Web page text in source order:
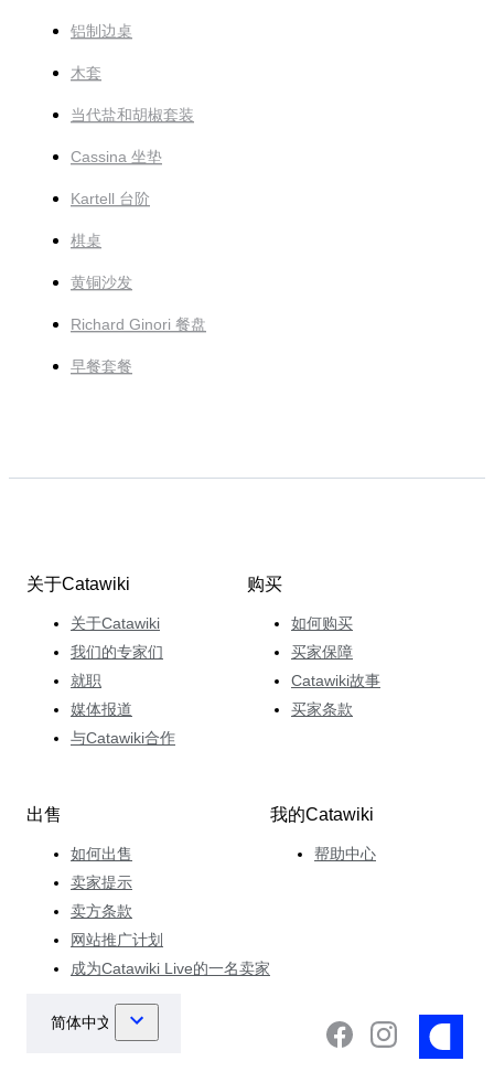
铝制边桌
木套
当代盐和胡椒套装
Cassina 坐垫
Kartell 台阶
棋桌
黄铜沙发
Richard Ginori 餐盘
早餐套餐
关于Catawiki
关于Catawiki
我们的专家们
就职
媒体报道
与Catawiki合作
购买
如何购买
买家保障
Catawiki故事
买家条款
出售
如何出售
卖家提示
卖方条款
网站推广计划
成为Catawiki Live的一名卖家
我的Catawiki
帮助中心